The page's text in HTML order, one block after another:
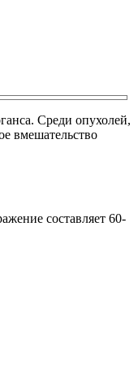
Среди опухолей,
вмешательство
составляет 60-